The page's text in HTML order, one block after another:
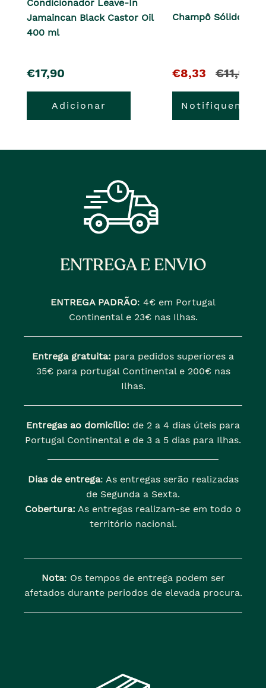
Condicionador Leave-In
Jamaincan Black Castor Oil
400 ml
pre�o
€17,90
Adicionar
Champô Sólido
O
pre�o
atual
€8,33
e
o
pre�o
era
€11,90
Notifiquem-
ENTREGA E ENVIO
ENTREGA PADRÃO: 4€ em Portugal
Continental e 23€ nas Ilhas.
Entrega gratuita: para pedidos superiores a
35€ para portugal Continental e 200€ nas
Ilhas.
Entregas ao domicílio: de 2 a 4 dias úteis para
Portugal Continental e de 3 a 5 dias para Ilhas.
Dias de entrega: As entregas serão realizadas
de Segunda a Sexta.
Cobertura: As entregas realizam-se em todo o
território nacional.
Nota: Os tempos de entrega podem ser
afetados durante periodos de elevada procura.